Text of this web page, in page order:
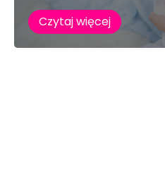
Czytaj więcej